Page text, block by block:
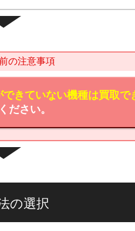
の注意事項
きていない機種は買取で
ださい。
の選択